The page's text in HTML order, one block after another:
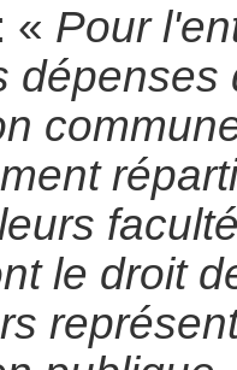
« Pour
le droit